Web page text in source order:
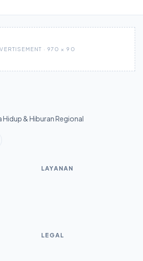
· 970 × 90
& Hiburan Regional
LAYANAN
LEGAL